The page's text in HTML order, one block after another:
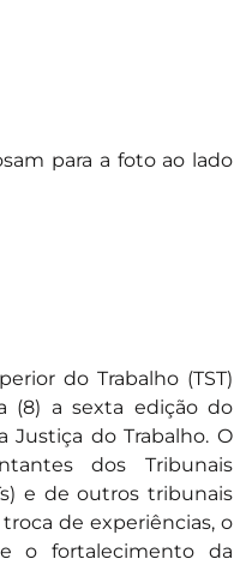
do Trabalho (TST)
(8) a sexta edição do
Justiça do Trabalho. O
dos Tribunais
e de outros tribunais
de experiências, o
o fortalecimento da